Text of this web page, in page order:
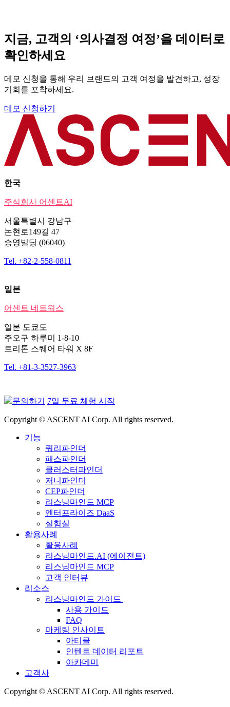
지금, 고객의 ‘의사결정 여정’을 데이터로
확인하세요
데모 신청을 통해 우리 브랜드의 고객 여정을 발견하고, 성장
기회를 포착하세요.
데모 신청하기
한국
주식회사 어센트AI
서울특별시 강남구
논현로149길 47
승영빌딩 (06040)
Tel. +82-2-558-0811
일본
어센트 네트웍스
일본 도쿄도
주오구 하루미 1-8-10
트리톤 스퀘어 타워 X 8F
Tel. +81-3-3527-3963
문의하기 7일 무료 체험 시작
Copyright © ASCENT AI Corp. All rights reserved.
기능
쿼리파인더
패스파인더
클러스터파인더
저니파인더
CEP파인더
리스닝마인드 MCP
엔터프라이즈 DaaS
실험실
활용사례
활용사례
리스닝마인드.AI (에이전트)
리스닝마인드 MCP
고객 인터뷰
리소스
리스닝마인드 가이드
사용 가이드
FAQ
마케팅 인사이트
아티클
인텐트 데이터 리포트
아카데미
고객사
Copyright © ASCENT AI Corp. All rights reserved.